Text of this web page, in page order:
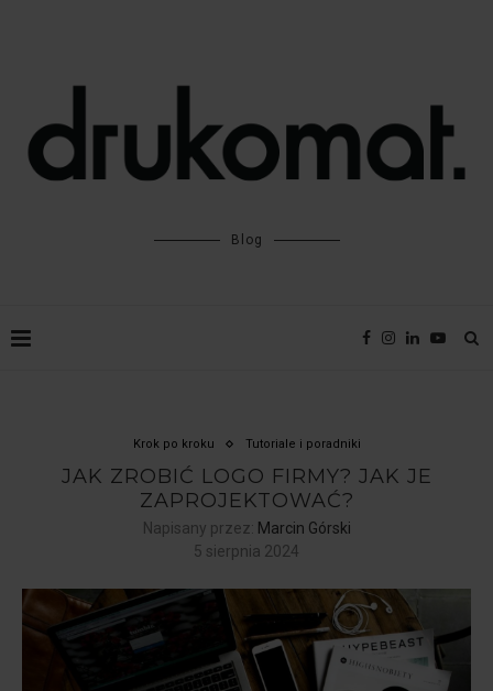
Blog
Krok po kroku Tutoriale i poradniki
JAK ZROBIĆ LOGO FIRMY? JAK JE
ZAPROJEKTOWAĆ?
Napisany przez: Marcin Górski
5 sierpnia 2024